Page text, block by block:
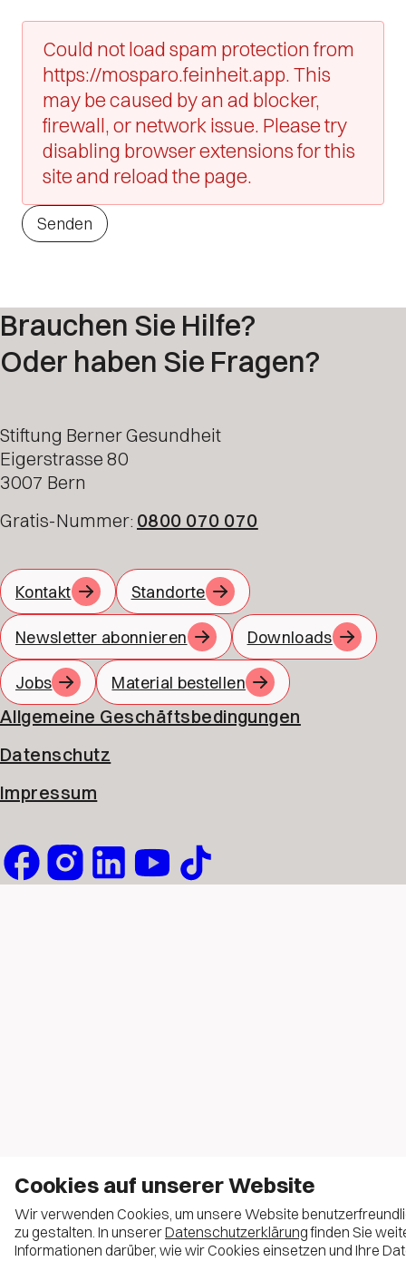
Could not load spam protection from
https://mosparo.feinheit.app. This
may be caused by an ad blocker,
firewall, or network issue. Please try
disabling browser extensions for this
site and reload the page.
Senden
Brauchen Sie Hilfe?
Oder haben Sie Fragen?
Stiftung Berner Gesundheit
Eigerstrasse 80
3007 Bern
Gratis-Nummer: 0800 070 070
Kontakt Standorte
Newsletter abonnieren Downloads
Jobs Material bestellen
Allgemeine Geschäftsbedingungen
Datenschutz
Impressum
Cookies auf unserer Website
Wir verwenden Cookies, um unsere Website
zu gestalten. In unsererDatenschutzerklärungfinden Sie
Informationen darüber, wie wir Cookies einsetzen und Ihre